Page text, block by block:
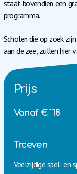
staat bovendien een
programma.
Scholen die op zoek
aan de zee, zullen hier
Prijs
Vanaf € 118
Troeven
Veelzijdige spel- en